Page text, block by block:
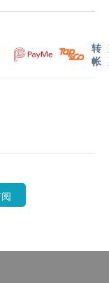
不含麸质、不
糖，乳制品，
接触不到的地
物；
况再作最后确
能提供任何订
有权拒绝接
话或电邮通知顾
检查货品是否
品有任何残缺
保留有效收据
下列方式联络
转
帐